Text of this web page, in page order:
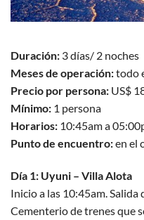
Duración: 3 días/ 2 noches
Meses de operación:todo
Precio por persona: US$
Mínimo: 1 persona
Horarios: 10:45am a
Punto de encuentro:en el
Día 1: Uyuni – Villa Alota
Inicio a las 10:45am.
Cementerio de trenes que